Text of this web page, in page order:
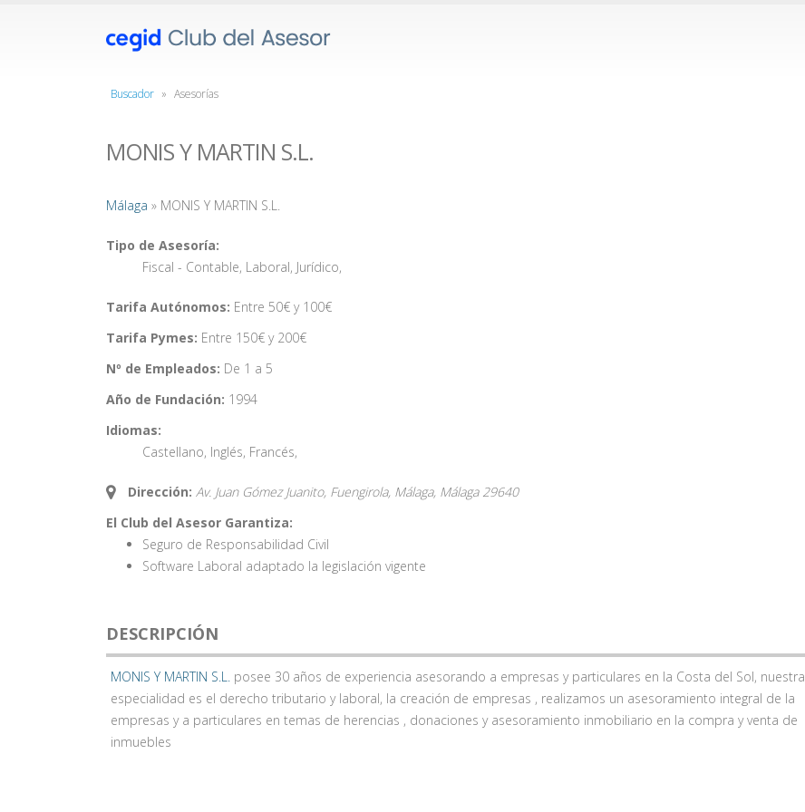
Buscador » Asesorías
MONIS Y MARTIN S.L.
Málaga » MONIS Y MARTIN S.L.
Tipo de Asesoría:
Fiscal - Contable, Laboral, Jurídico,
Tarifa Autónomos: Entre 50€ y 100€
Tarifa Pymes: Entre 150€ y 200€
Nº de Empleados: De 1 a 5
Año de Fundación: 1994
Idiomas:
Castellano, Inglés, Francés,
Dirección: Av. Juan Gómez Juanito, Fuengirola, Málaga, Málaga 29640
El Club del Asesor Garantiza:
Seguro de Responsabilidad Civil
Software Laboral adaptado la legislación vigente
DESCRIPCIÓN
MONIS Y MARTIN S.L. posee 30 años de experiencia asesorando a empresas y particulares en la Costa del Sol, nuestra
especialidad es el derecho tributario y laboral, la creación de empresas , realizamos un asesoramiento integral de la
empresas y a particulares en temas de herencias , donaciones y asesoramiento inmobiliario en la compra y venta de
inmuebles